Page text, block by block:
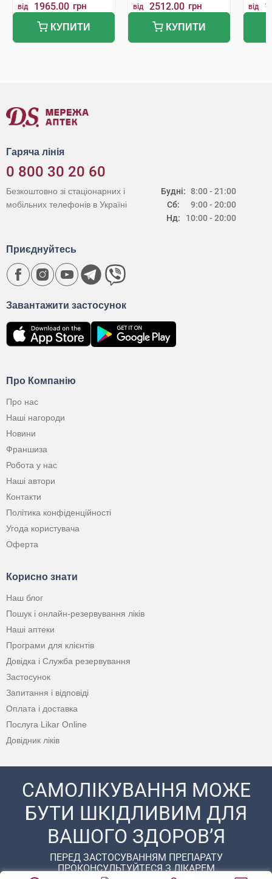
від 1965.00 грн
КУПИТИ
від 2512.00 грн
КУПИТИ
від
Гаряча лінія
0 800 30 20 60
Будні:
Сб:
Нд:
8:00 - 21:00
9:00 - 20:00
10:00 - 20:00
Безкоштовно зі стаціонарних і
мобільних телефонів в Україні
Про Компанію
Про нас
Наші нагороди
Новини
Франшиза
Робота у нас
Наші автори
Контакти
Політика конфіденційності
Угода користувача
Оферта
Корисно знати
Наш блог
Пошук і онлайн-резервування ліків
Наші аптеки
Програми для клієнтів
Довідка і Служба резервування
Застосунок
Запитання і відповіді
Оплата і доставка
Послуга Likar Online
Довідник ліків
Завантажити застосунок
Приєднуйтесь
САМОЛІКУВАННЯ МОЖЕ
БУТИ ШКІДЛИВИМ ДЛЯ
ВАШОГО ЗДОРОВ’Я
ПЕРЕД ЗАСТОСУВАННЯМ ПРЕПАРАТУ
ПРОКОНСУЛЬТУЙТЕСЯ З ЛІКАРЕМ